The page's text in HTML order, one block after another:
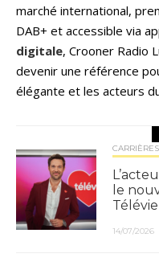
marché international,
DAB+ et accessible via
digitale, Crooner Radio
devenir une référence
élégante et les acteurs
CARRIÈRES
le
Télévie
14/07/2026